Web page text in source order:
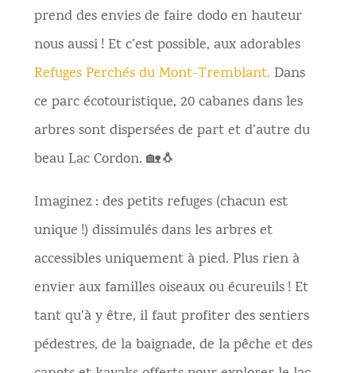
prend des envies de faire dodo en hauteur
nous aussi ! Et c’est possible, aux adorables
Refuges Perchés du Mont-Tremblant. Dans
ce parc écotouristique, 20 cabanes dans les
arbres sont dispersées de part et d’autre du
beau Lac Cordon. 🏡🐧
Imaginez : des petits refuges (chacun est
unique !) dissimulés dans les arbres et
accessibles uniquement à pied. Plus rien à
envier aux familles oiseaux ou écureuils ! Et
tant qu’à y être, il faut profiter des sentiers
pédestres, de la baignade, de la pêche et des